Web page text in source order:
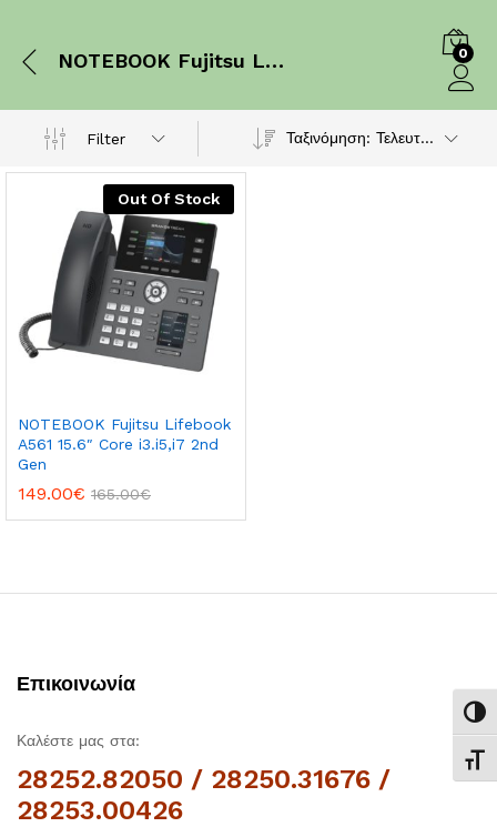
NOTEBOOK Fujitsu Lifebook A561 15.6″ Core i3.i5,i7 2nd Gen 0
Filter Ταξινόμηση: Τελευταία
Out Of Stock
NOTEBOOK Fujitsu Lifebook
A561 15.6″ Core i3.i5,i7 2nd
Gen
149.00€ 165.00€
Επικοινωνία
Καλέστε μας στα:
28252.82050 / 28250.31676 /
28253.00426